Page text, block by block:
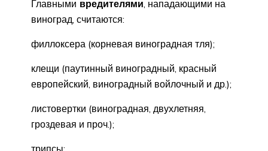
Главными вредителями , нападающими на
виноград, считаются:
филлоксера (корневая виноградная тля);
клещи (паутинный виноградный, красный
европейский, виноградный войлочный и др.);
листовертки (виноградная, двухлетняя,
гроздевая и проч.);
трипсы;